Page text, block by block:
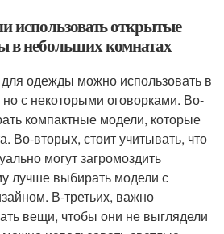
использовать открытые
небольших комнатах
одежды можно использовать в
с некоторыми оговорками. Во-
компактные модели, которые
Во-вторых, стоит учитывать, что
могут загромоздить
лучше выбирать модели с
В-третьих, важно
вещи, чтобы они не выглядели